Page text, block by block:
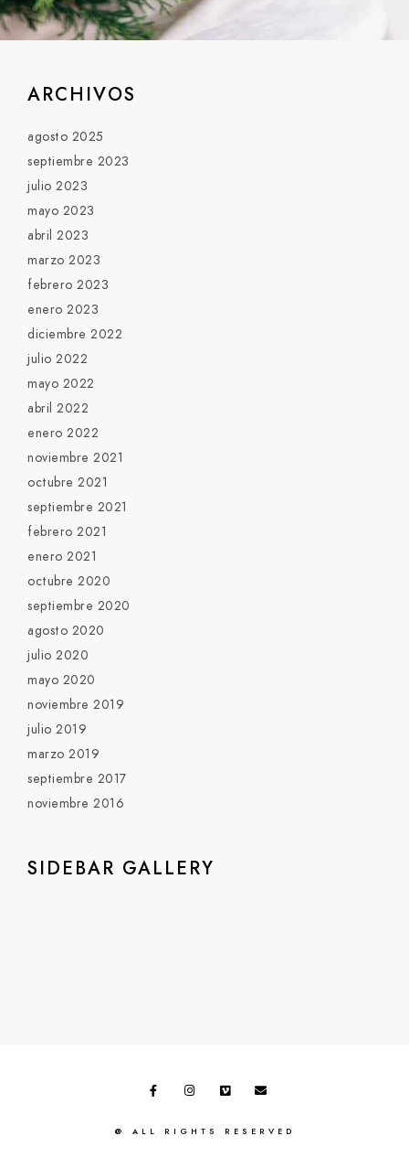
ARCHIVOS
agosto 2025
septiembre 2023
julio 2023
mayo 2023
abril 2023
marzo 2023
febrero 2023
enero 2023
diciembre 2022
julio 2022
mayo 2022
abril 2022
enero 2022
noviembre 2021
octubre 2021
septiembre 2021
febrero 2021
enero 2021
octubre 2020
septiembre 2020
agosto 2020
julio 2020
mayo 2020
noviembre 2019
julio 2019
marzo 2019
septiembre 2017
noviembre 2016
SIDEBAR GALLERY
@ ALL RIGHTS RESERVED